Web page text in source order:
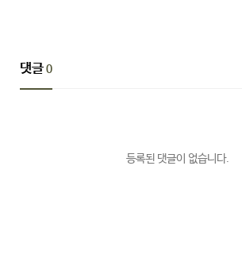
댓글0
등록된 댓글이 없습니다.